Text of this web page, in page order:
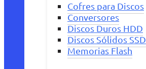
Cofres para Discos
Conversores
Discos Duros HDD
Discos Sólidos SSD
Memorias Flash